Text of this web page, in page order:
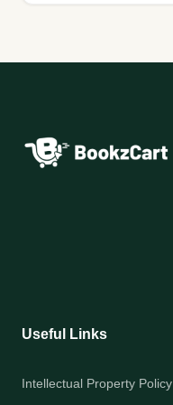
Useful Links
Intellectual Property Policy